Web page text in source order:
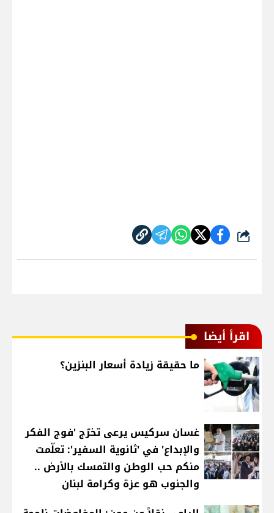
شارك
اقرأ أيضا
ما حقيقة زيادة أسعار البنزين؟
غسان سركيس يرعى تخرّج 'فوج الفكر
والإبداع' في 'ثانوية السفير': تعلّمت
منكم حب الوطن والتمسك بالأرض ..
والجنوب هو عزة وكرامة لبنان